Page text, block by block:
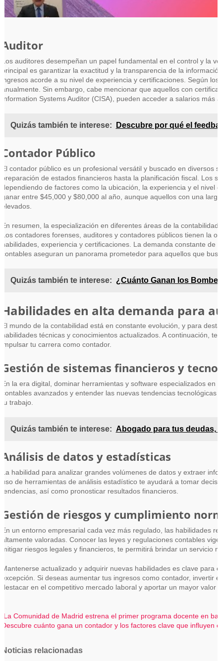
Auditor
Los auditores desempeñan un papel fundamental en el control y la
principal es garantizar la exactitud y la transparencia de la
ingresos acorde a su nivel de experiencia y certificaciones. Según
anualmente. Sin embargo, cabe mencionar que aquellos con
Information Systems Auditor (CISA), pueden acceder a salarios más
Quizás también te interese: Descubre por qué el
Contador Público
El contador público es un profesional versátil y buscado en diversos
preparación de estados financieros hasta la planificación fiscal. Los
dependiendo de factores como la ubicación, la experiencia y el
ganar entre $45,000 y $80,000 al año, aunque aquellos con una
elevados.
En resumen, la especialización en diferentes áreas de la
Los contadores forenses, auditores y contadores públicos tienen la
habilidades, experiencia y certificaciones. La demanda constante
contables aseguran un panorama prometedor para aquellos que
Quizás también te interese: ¿Cuánto Ganan los
Habilidades en alta demanda para
El mundo de la contabilidad está en constante evolución, y para
habilidades técnicas y conocimientos actualizados. A continuación,
impulsar tu carrera como contador.
Gestión de sistemas financieros y
En la era digital, dominar herramientas y software especializados
contables avanzados y entender las nuevas tendencias
tu trabajo.
Quizás también te interese: Abogado para tus deudas,
Análisis de datos y estadísticas
La habilidad para analizar grandes volúmenes de datos y extraer
uso de herramientas de análisis estadístico te ayudará a tomar
tendencias, así como pronosticar resultados financieros.
Gestión de riesgos y cumplimiento
En un entorno empresarial cada vez más regulado, las habilidades
altamente valoradas. Conocer las leyes y regulaciones contables
mitigar riesgos legales y financieros, te permitirá brindar un servicio
Mantenerse actualizado y adquirir nuevas habilidades es clave
excepción. Si deseas aumentar tus ingresos como contador,
destacar en el competitivo mercado laboral y aportar un mayor valor
Navegación
entradas
La Comunidad de Madrid estrena el primer programa docente en
Descubre cuánto gana un contador y los factores clave que influyen
Noticias relacionadas